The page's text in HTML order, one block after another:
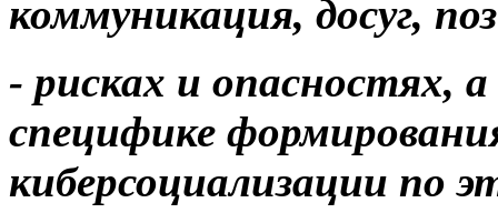
коммуникация, досуг,
- рисках и опасностях,
специфике
киберсоциализации по